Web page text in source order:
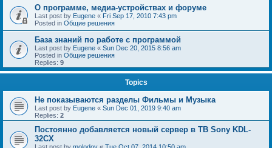
О программе, медиа-устройствах и форуме
Last post by Eugene « Fri Sep 17, 2010 7:43 pm
Posted in Общие решения
База знаний по работе с программой
Last post by Eugene « Sun Dec 20, 2015 8:56 am
Posted in Общие решения
Replies: 9
Topics
Не показываются разделы Фильмы и Музыка
Last post by Eugene « Sun Dec 01, 2019 9:40 am
Replies: 2
Постоянно добавляется новый сервер в ТВ Sony KDL-
32CX